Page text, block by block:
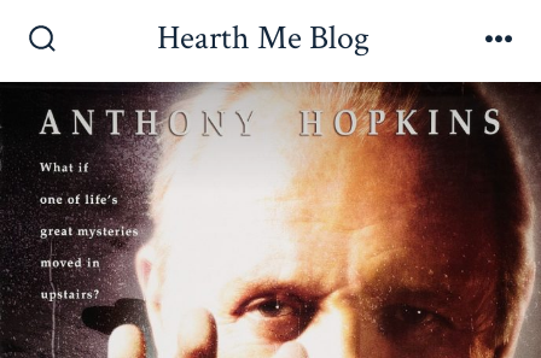
atla
Çubuğunu
Göster/Gizle
Hearth Me Blog